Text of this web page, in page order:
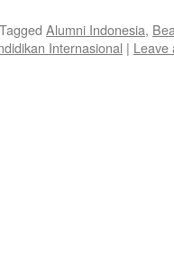
Tagged Alumni Indonesia,
Internasional | Leave